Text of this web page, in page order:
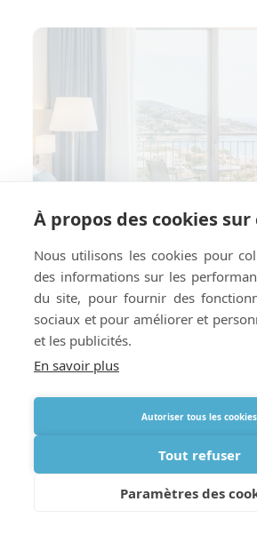
Comment préparer
location de vacances à
d’oxygène à l’étranger
À propos des cookies sur
Nous utilisons les cookies pour
des informations sur les
du site, pour fournir des
sociaux et pour améliorer et
et les publicités.
En savoir plus
Autoriser tous les cookies
Tout refuser
Paramètres des